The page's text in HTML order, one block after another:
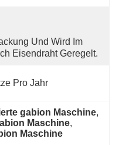
Und Wird Im
Eisendraht Geregelt.
Pro Jahr
gabion Maschine
Maschine,
Maschine